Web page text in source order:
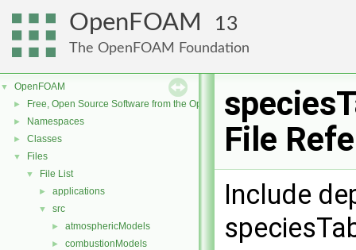
OpenFOAM 13
The OpenFOAM Foundation
▼ OpenFOAM
► Free, Open Source Software from the OpenFOAM Foundation
► Namespaces
► Classes
▼ Files
▼ File List
► applications
▼ src
► atmosphericModels
► combustionModels
File
Include